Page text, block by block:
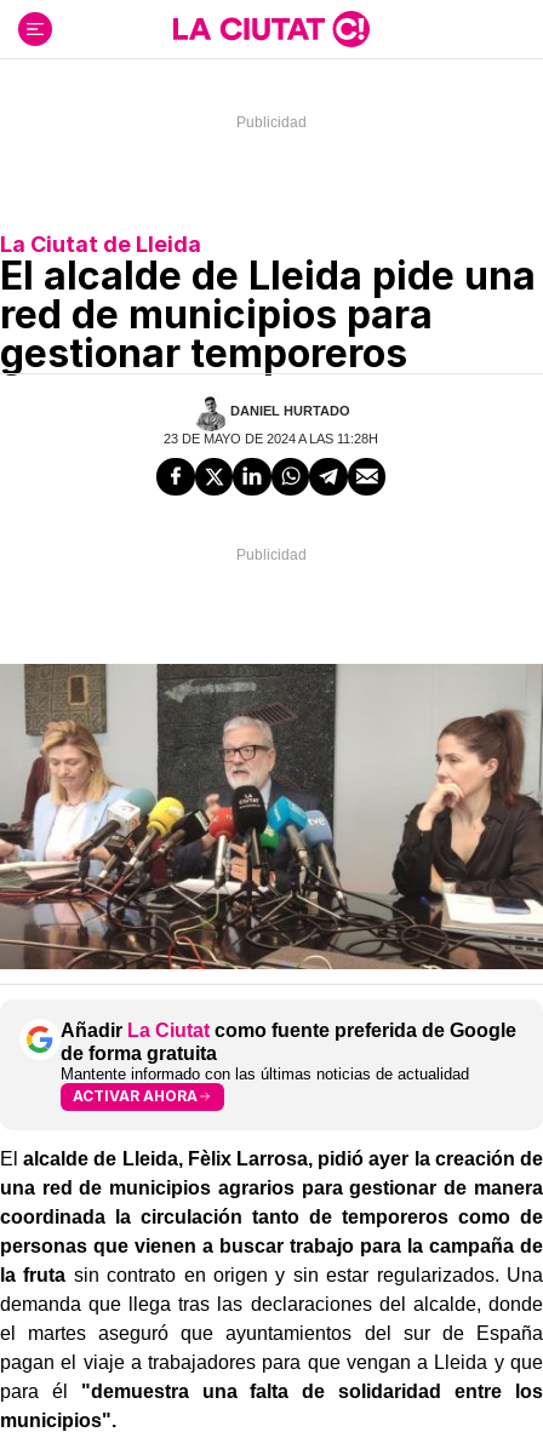
contenido
La Ciutat de Lleida
El alcalde de Lleida pide una
red de municipios para
gestionar temporeros
DANIEL HURTADO
23 DE MAYO DE 2024 A LAS 11:28H
Añadir La Ciutat como fuente preferida de Google
de forma gratuita
Mantente informado con las últimas noticias de actualidad
ACTIVAR AHORA
Elalcalde de Lleida, Fèlix Larrosa, pidió ayer la creación de
una red de municipios agrarios para gestionar de manera
coordinada la circulación tanto de temporeros como de
personas que vienen a buscar trabajo para la campaña de
la fruta sin contrato en origen y sin estar regularizados. Una
demanda que llega tras las declaraciones del alcalde, donde
el martes aseguró que ayuntamientos del sur de España
pagan el viaje a trabajadores para que vengan a Lleida y que
para él "demuestra una falta de solidaridad entre los
municipios".